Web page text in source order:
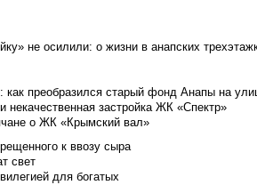
не осилили: о жизни в анапских
преобразился старый фонд Анапы на
застройка ЖК «Спектр»
о ЖК «Крымский вал»
к ввозу сыра
свет
для богатых